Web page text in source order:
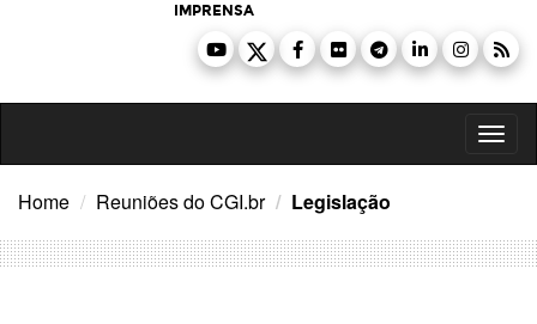
IMPRENSA
Home Reuniões do CGI.br Legislação